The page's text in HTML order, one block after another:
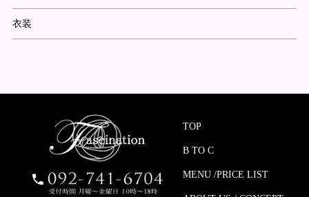
衣装
TOP
B TO C
MENU /PRICE LIST